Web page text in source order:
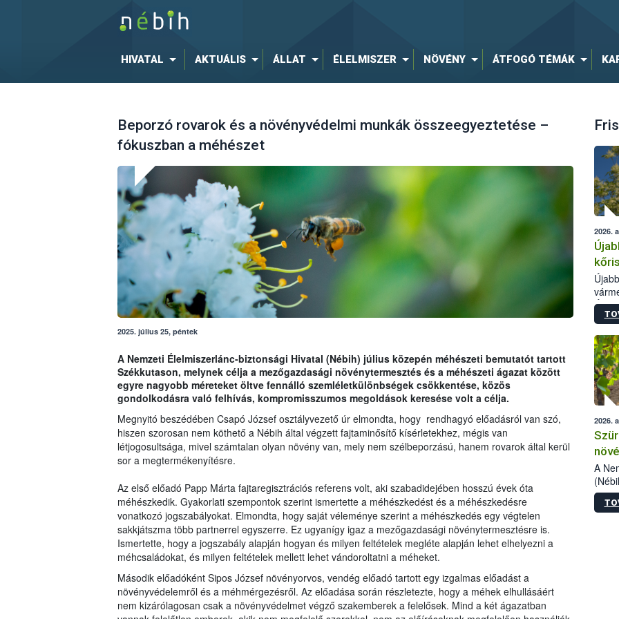
HIVATAL AKTUÁLIS ÁLLAT ÉLELMISZER NÖVÉNY ÁTFOGÓ TÉMÁK
Beporzó rovarok és a növényvédelmi munkák összeegyeztetése –
fókuszban a méhészet
2025. július 25, péntek
A Nemzeti Élelmiszerlánc-biztonsági Hivatal (Nébih) július közepén méhészeti bemutatót tartott
Székkutason, melynek célja a mezőgazdasági növénytermesztés és a méhészeti ágazat között
egyre nagyobb méreteket öltve fennálló szemléletkülönbségek csökkentése, közös
gondolkodásra való felhívás, kompromisszumos megoldások keresése volt a célja.
Megnyitó beszédében Csapó József osztályvezető úr elmondta, hogy rendhagyó előadásról van szó,
hiszen szorosan nem köthető a Nébih által végzett fajtaminősítő kísérletekhez, mégis van
létjogosultsága, mivel számtalan olyan növény van, mely nem szélbeporzású, hanem rovarok által kerül
sor a megtermékenyítésre.
Az első előadó Papp Márta fajtaregisztrációs referens volt, aki szabadidejében hosszú évek óta
méhészkedik. Gyakorlati szempontok szerint ismertette a méhészkedést és a méhészkedésre
vonatkozó jogszabályokat. Elmondta, hogy saját véleménye szerint a méhészkedés egy végtelen
sakkjátszma több partnerrel egyszerre. Ez ugyanígy igaz a mezőgazdasági növénytermesztésre is.
Ismertette, hogy a jogszabály alapján hogyan és milyen feltételek megléte alapján lehet elhelyezni a
méhcsaládokat, és milyen feltételek mellett lehet vándoroltatni a méheket.
Második előadóként Sipos József növényorvos, vendég előadó tartott egy izgalmas előadást a
növényvédelemről és a méhmérgezésről. Az előadása során részletezte, hogy a méhek elhullásáért
nem kizárólagosan csak a növényvédelmet végző szakemberek a felelősek. Mind a két ágazatban
2026.
2026.
A